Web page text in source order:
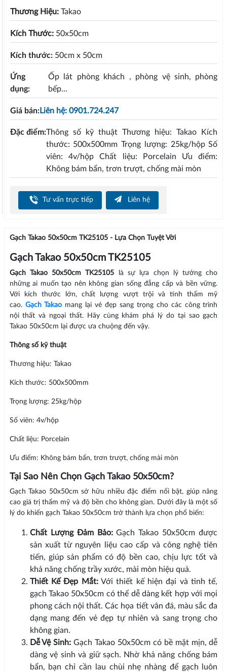
Thương Hiệu: Takao
Kích Thước: 50x50cm
Kích thước: 50cm x 50cm
Ứng
dụng:
Ốp lát phòng khách , phòng vệ sinh, phòng
bếp...
Giá bán:Liên hệ: 0901.724.247
Đặc điểm:Thông số kỹ thuật Thương hiệu: Takao Kích
thước: 500x500mm Trọng lượng: 25kg/hộp Số
viên: 4v/hộp Chất liệu: Porcelain Ưu điểm:
Không bám bẩn, trơn trượt, chống mài mòn
Tư vấn trực tiếp Liên hệ
Gạch Takao 50x50cm TK25105 - Lựa Chọn Tuyệt Vời
Gạch Takao 50x50cm TK25105
Gạch Takao 50x50cm TK25105 là sự lựa chọn lý tưởng cho
những ai muốn tạo nên không gian sống đẳng cấp và bền vững.
Với kích thước lớn, chất lượng vượt trội và tính thẩm mỹ
cao. Gạch Takao mang lại vẻ đẹp sang trọng cho các công trình
nội thất và ngoại thất. Hãy cùng khám phá lý do tại sao gạch
Takao 50x50cm lại được ưa chuộng đến vậy.
Thông số kỹ thuật
Thương hiệu: Takao
Kích thước: 500x500mm
Trọng lượng: 25kg/hộp
Số viên: 4v/hộp
Chất liệu: Porcelain
Ưu điểm: Không bám bẩn, trơn trượt, chống mài mòn
Tại Sao Nên Chọn Gạch Takao 50x50cm?
Gạch Takao 50x50cm sở hữu nhiều đặc điểm nổi bật, giúp nâng
cao giá trị thẩm mỹ và độ bền cho không gian. Dưới đây là một số
lý do khiến gạch Takao 50x50cm trở thành lựa chọn phổ biến:
Chất Lượng Đảm Bảo:Gạch Takao 50x50cm được
sản xuất từ nguyên liệu cao cấp và công nghệ tiên
tiến, giúp sản phẩm có độ bền cao, chịu lực tốt và
khả năng chống trầy xước, mài mòn hiệu quả.
Thiết Kế Đẹp Mắt:Với thiết kế hiện đại và tinh tế,
gạch Takao 50x50cm có thể dễ dàng kết hợp với mọi
phong cách nội thất. Các họa tiết vân đá, màu sắc đa
dạng mang đến vẻ đẹp tự nhiên và sang trọng cho
không gian.
Dễ Vệ Sinh: Gạch Takao 50x50cm có bề mặt mịn, dễ
dàng vệ sinh và giữ sạch. Nhờ khả năng chống bám
bẩn, bạn chỉ cần lau chùi nhẹ nhàng để gạch luôn